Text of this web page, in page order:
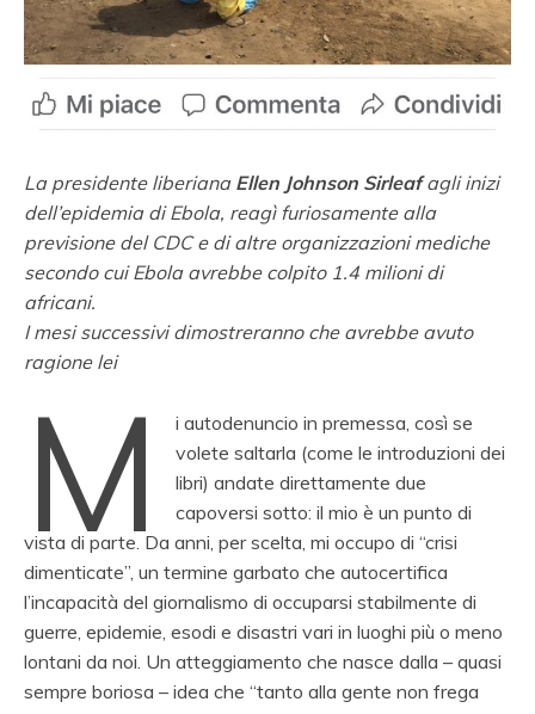
La presidente liberiana Ellen Johnson Sirleafagli inizi
dell’epidemia di Ebola, reagì furiosamente alla
previsione del CDC e di altre organizzazioni mediche
secondo cui Ebola avrebbe colpito 1.4 milioni di
africani.
I mesi successivi dimostreranno che avrebbe avuto
ragione lei
M
i autodenuncio in premessa, così se
volete saltarla (come le introduzioni dei
libri) andate direttamente due
capoversi sotto: il mio è un punto di
vista di parte. Da anni, per scelta, mi occupo di “crisi
dimenticate”, un termine garbato che autocertifica
l’incapacità del giornalismo di occuparsi stabilmente di
guerre, epidemie, esodi e disastri vari in luoghi più o meno
lontani da noi. Un atteggiamento che nasce dalla – quasi
sempre boriosa – idea che “tanto alla gente non frega